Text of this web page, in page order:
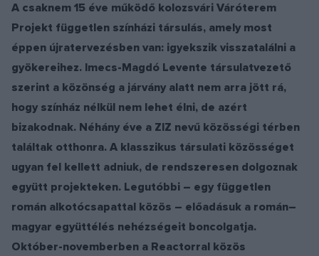
A csaknem 15 éve működő kolozsvári Váróterem
Projekt független színházi társulás, amely most
éppen újratervezésben van: igyekszik visszatalálni a
gyökereihez. Imecs-Magdó Levente társulatvezető
szerint a közönség a járvány alatt nem arra jött rá,
hogy színház nélkül nem lehet élni, de azért
bizakodnak. Néhány éve a ZIZ nevű közösségi térben
találtak otthonra. A klasszikus társulati közösséget
ugyan fel kellett adniuk, de rendszeresen dolgoznak
együtt projekteken. Legutóbbi – egy független
román alkotócsapattal közös – előadásuk a román–
magyar együttélés nehézségeit boncolgatja.
Október-novemberben a Reactorral közös